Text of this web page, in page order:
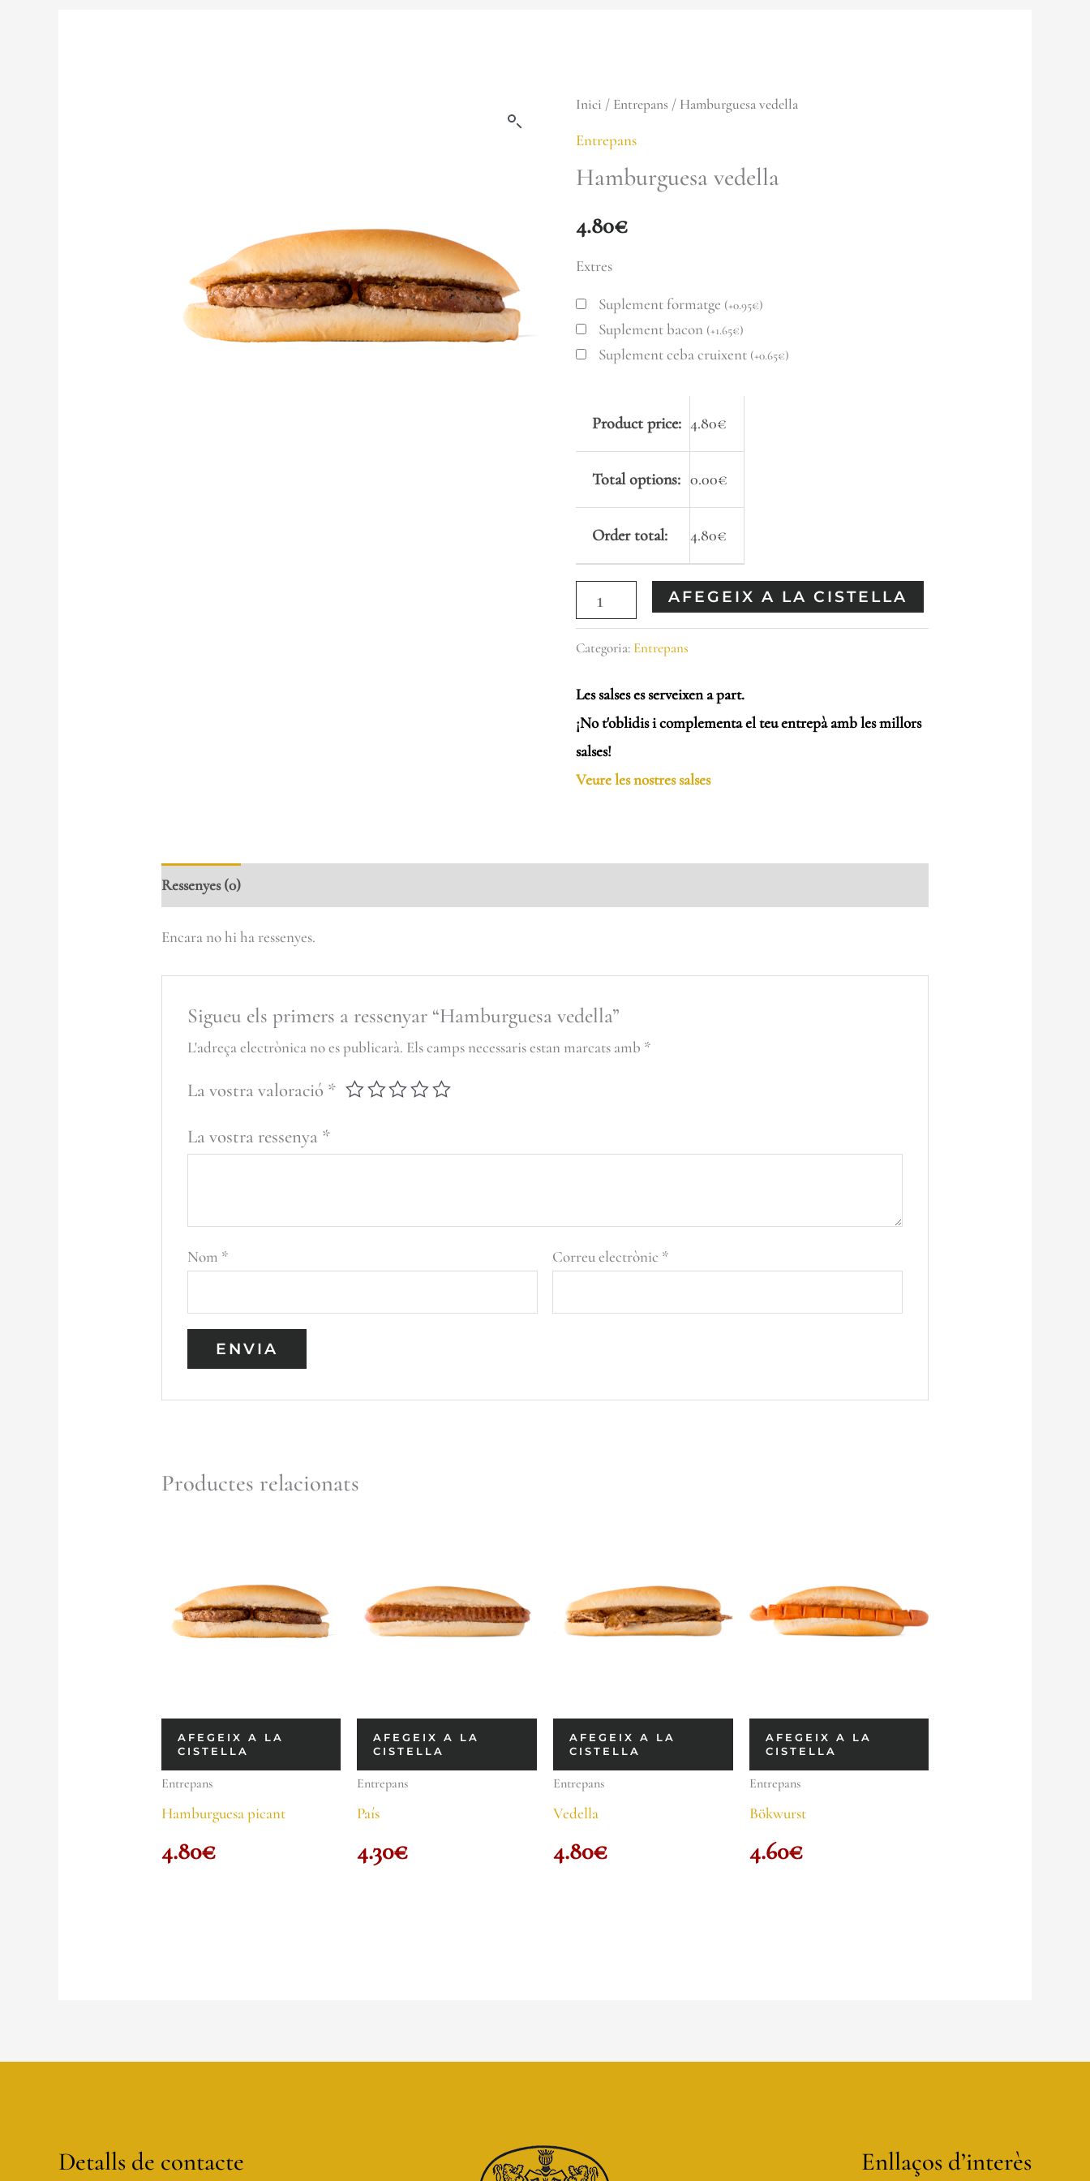
Inici / Entrepans / Hamburguesa vedella
Entrepans
Hamburguesa vedella
4.80€
Extres
Suplement formatge (+0.95€)
Suplement bacon (+1.65€)
Suplement ceba cruixent (+0.65€)
Product price: 4.80€
Total options: 0.00€
Order total: 4.80€
quantitat
de
vedella
AFEGEIX A LA CISTELLA
Categoria: Entrepans
Les salses es serveixen a part.
¡No t'oblidis i complementa el teu entrepà amb les millors
salses!
Veure les nostres salses
Ressenyes (0)
Encara no hi ha ressenyes.
Sigueu els primers a ressenyar “Hamburguesa vedella”
L'adreça electrònica no es publicarà. Els camps necessaris estan marcats amb *
La vostra valoració *
La vostra ressenya *
Nom * Correu electrònic *
Productes relacionats
AFEGEIX A LA
CISTELLA
Entrepans
Hamburguesa picant
4.80€
AFEGEIX A LA
CISTELLA
Entrepans
País
4.30€
AFEGEIX A LA
CISTELLA
Entrepans
Vedella
4.80€
AFEGEIX A LA
CISTELLA
Entrepans
Bökwurst
4.60€
Detalls de contacte Enllaços d’interès